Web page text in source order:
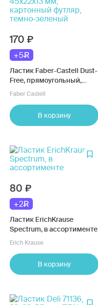
170
+5
Ластик Faber-Castell Dust-
Free, прямоугольный,
45х22х13 мм, картонный
Faber Castell
В корзину
80
+2
Ластик ErichKrause
Spectrum, в ассортименте
Erich Krause
В корзину